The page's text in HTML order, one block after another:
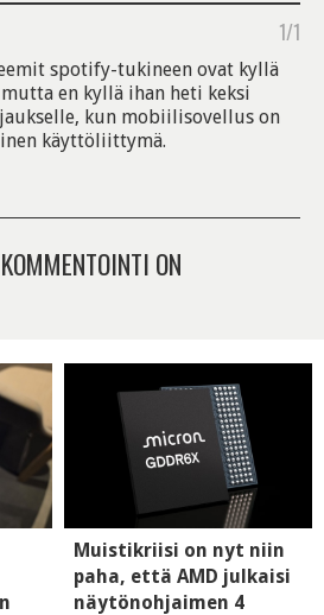
1/1
spotify-tukineen ovat kyllä
en kyllä ihan heti keksi
kun mobiilisovellus on
käyttöliittymä.
ON
Muistikriisi on nyt niin
paha, että AMD julkaisi
näytönohjaimen 4